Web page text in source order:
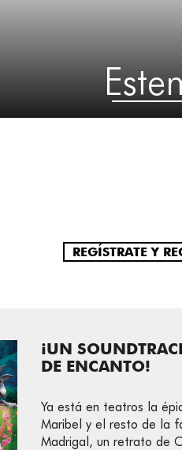
REGÍSTRATE Y
¡UN
DE ENCANTO!
Ya está en teatros la
Maribel y el resto de la
Madrigal, un retrato de